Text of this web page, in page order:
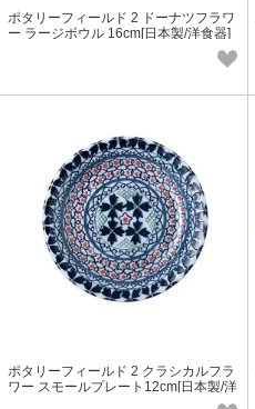
ポタリーフィールド 2 ドーナツフラワ
ー ラージボウル 16cm[日本製/洋食器]
ポタリーフィールド 2 クラシカルフラ
ワー スモールプレート12cm[日本製/洋